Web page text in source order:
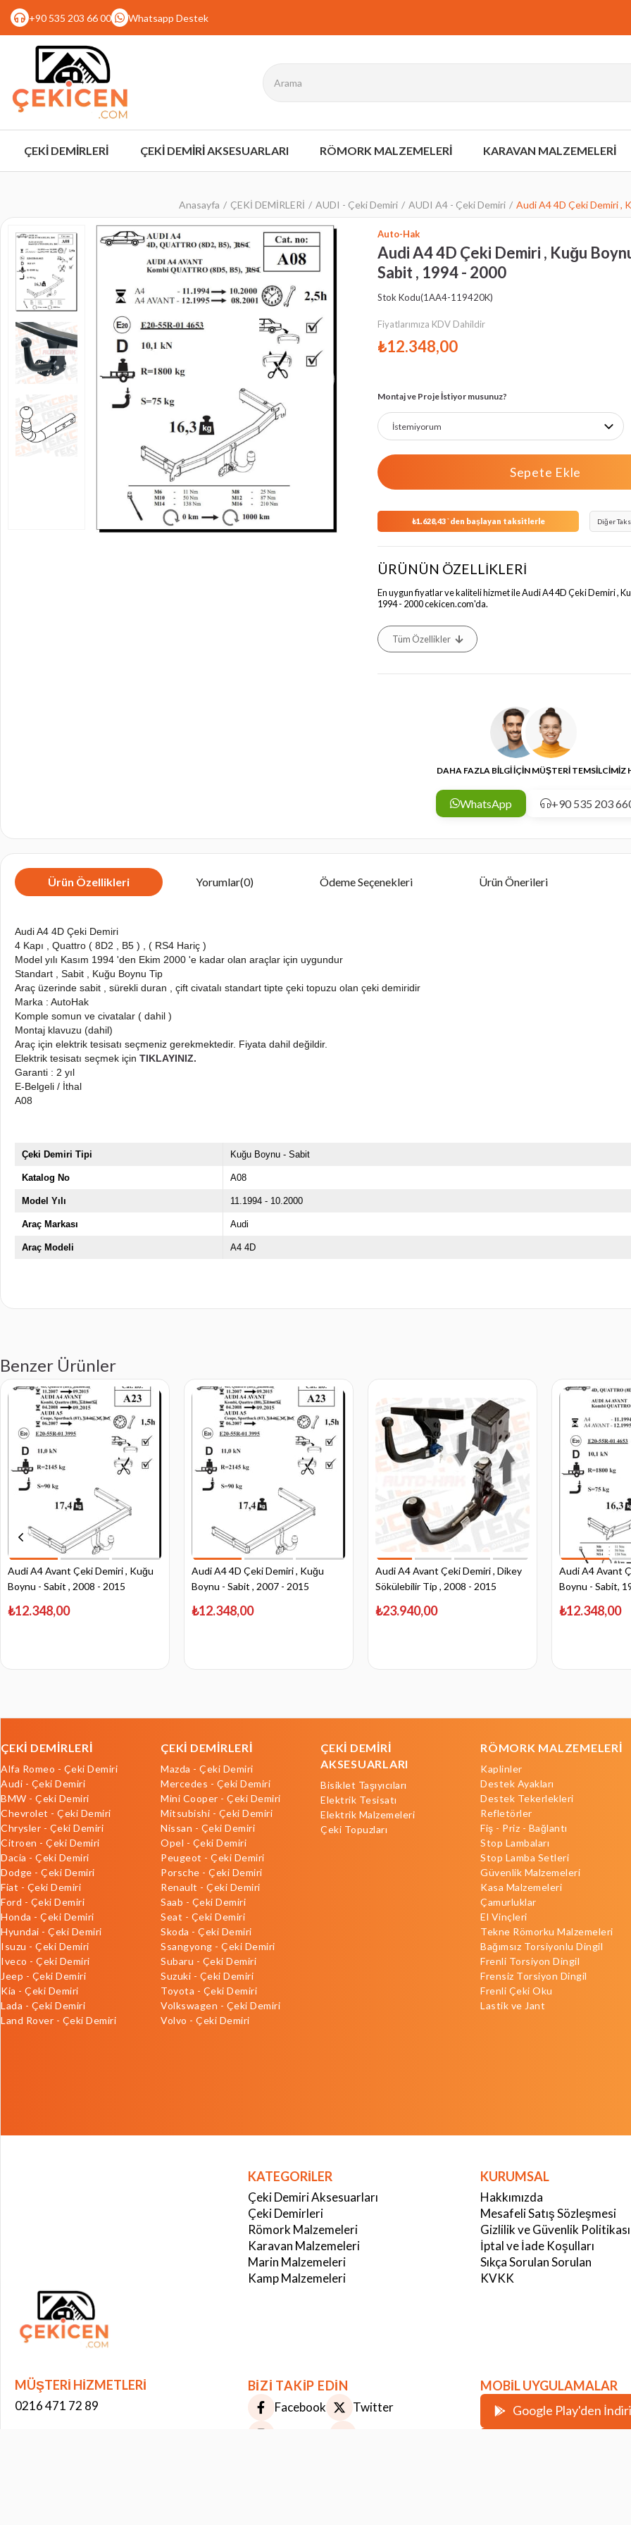
+90 535 203 66 00 Whatsapp Destek
ÇEKİ DEMİRLERİ ÇEKİ DEMİRİ AKSESUARLARI RÖMORK MALZEMELERİ KARAVAN MALZEMELERİ
Anasayfa ÇEKİ DEMİRLERİ AUDI - Çeki Demiri AUDI A4 - Çeki Demiri Audi A4 4D Çeki Demiri ,
›
Auto-Hak
Audi A4 4D Çeki Demiri , Kuğu
Sabit , 1994 - 2000
Stok Kodu(1AA4-119420K)
Fiyatlarımıza KDV Dahildir
₺12.348,00
Montaj ve Proje İstiyor musunuz?
₺1.628,43`den başlayan taksitlerle Diğer
ÜRÜNÜN ÖZELLİKLERİ
En uygun fiyatlar ve kaliteli hizmet ile Audi A4 4D Çeki Demiri ,
1994 - 2000 cekicen.com'da.
Tüm Özellikler
DAHA FAZLA BİLGİ İÇİN MÜŞTERİ TEMSİLCİMİZ
WhatsApp +90 535 203
Ürün Özellikleri Yorumlar(0) Ödeme Seçenekleri Ürün Önerileri
Audi A4 4D Çeki Demiri
4 Kapı , Quattro ( 8D2 , B5 ) , ( RS4 Hariç )
Model yılı Kasım 1994 'den Ekim 2000 'e kadar olan araçlar için uygundur
Standart , Sabit , Kuğu Boynu Tip
Araç üzerinde sabit , sürekli duran , çift civatalı standart tipte çeki topuzu olan çeki demiridir
Marka : AutoHak
Komple somun ve civatalar ( dahil )
Montaj klavuzu (dahil)
Araç için elektrik tesisatı seçmeniz gerekmektedir. Fiyata dahil değildir.
Elektrik tesisatı seçmek için TIKLAYINIZ.
Garanti : 2 yıl
E-Belgeli / İthal
A08
Çeki Demiri Tipi Kuğu Boynu - Sabit
Katalog No A08
Model Yılı 11.1994 - 10.2000
Araç Markası Audi
Araç Modeli A4 4D
Benzer Ürünler
Audi A4 Avant Çeki Demiri , Kuğu
Boynu - Sabit , 2008 - 2015
₺12.348,00
Audi A4 4D Çeki Demiri , Kuğu
Boynu - Sabit , 2007 - 2015
₺12.348,00
Audi A4 Avant Çeki Demiri , Dikey
Sökülebilir Tip , 2008 - 2015
₺23.940,00
Audi A4 Avant
Boynu - Sabit,
₺12.348,00
ÇEKİ DEMİRLERİ
Alfa Romeo - Çeki Demiri
Audi - Çeki Demiri
BMW - Çeki Demiri
Chevrolet - Çeki Demiri
Chrysler - Çeki Demiri
Citroen - Çeki Demiri
Dacia - Çeki Demiri
Dodge - Çeki Demiri
Fiat - Çeki Demiri
Ford - Çeki Demiri
Honda - Çeki Demiri
Hyundai - Çeki Demiri
Isuzu - Çeki Demiri
Iveco - Çeki Demiri
Jeep - Çeki Demiri
Kia - Çeki Demiri
Lada - Çeki Demiri
Land Rover - Çeki Demiri
ÇEKİ DEMİRLERİ
Mazda - Çeki Demiri
Mercedes - Çeki Demiri
Mini Cooper - Çeki Demiri
Mitsubishi - Çeki Demiri
Nissan - Çeki Demiri
Opel - Çeki Demiri
Peugeot - Çeki Demiri
Porsche - Çeki Demiri
Renault - Çeki Demiri
Saab - Çeki Demiri
Seat - Çeki Demiri
Skoda - Çeki Demiri
Ssangyong - Çeki Demiri
Subaru - Çeki Demiri
Suzuki - Çeki Demiri
Toyota - Çeki Demiri
Volkswagen - Çeki Demiri
Volvo - Çeki Demiri
ÇEKİ DEMİRİ
AKSESUARLARI
Bisiklet Taşıyıcıları
Elektrik Tesisatı
Elektrik Malzemeleri
Çeki Topuzları
RÖMORK MALZEMELERİ
Kaplinler
Destek Ayakları
Destek Tekerlekleri
Refletörler
Fiş - Priz - Bağlantı
Stop Lambaları
Stop Lamba Setleri
Güvenlik Malzemeleri
Kasa Malzemeleri
Çamurluklar
El Vinçleri
Tekne Römorku Malzemeleri
Bağımsız Torsiyonlu Dingil
Frenli Torsiyon Dingil
Frensiz Torsiyon Dingil
Frenli Çeki Oku
Lastik ve Jant
KATEGORİLER
Çeki Demiri Aksesuarları
Çeki Demirleri
Römork Malzemeleri
Karavan Malzemeleri
Marin Malzemeleri
Kamp Malzemeleri
KURUMSAL
Hakkımızda
Mesafeli Satış Sözleşmesi
Gizlilik ve Güvenlik Politikası
İptal ve İade Koşulları
Sıkça Sorulan Sorulan
KVKK
MÜŞTERİ HİZMETLERİ
0216 471 72 89
BİZİ TAKİP EDİN
Facebook
Twitter
MOBİL UYGULAMALAR
Google Play'den
Çerez Kullanımı
Bu web sitesinde çerezler kullanılmaktadır. Site deneyiminizi iyileştirmek ve
fazla bilgi